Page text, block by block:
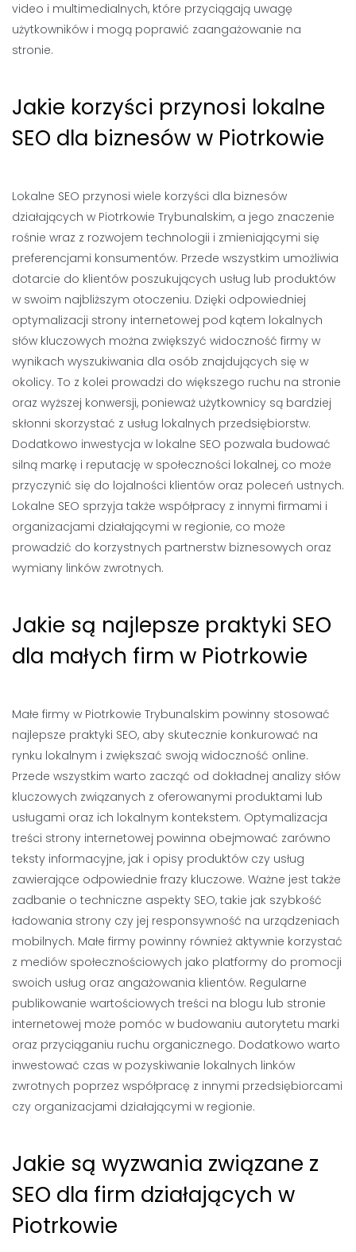
video i multimedialnych, które przyciągają uwagę
użytkowników i mogą poprawić zaangażowanie na
stronie.
Jakie korzyści przynosi lokalne
SEO dla biznesów w Piotrkowie
Lokalne SEO przynosi wiele korzyści dla biznesów
działających w Piotrkowie Trybunalskim, a jego znaczenie
rośnie wraz z rozwojem technologii i zmieniającymi się
preferencjami konsumentów. Przede wszystkim umożliwia
dotarcie do klientów poszukujących usług lub produktów
w swoim najbliższym otoczeniu. Dzięki odpowiedniej
optymalizacji strony internetowej pod kątem lokalnych
słów kluczowych można zwiększyć widoczność firmy w
wynikach wyszukiwania dla osób znajdujących się w
okolicy. To z kolei prowadzi do większego ruchu na stronie
oraz wyższej konwersji, ponieważ użytkownicy są bardziej
skłonni skorzystać z usług lokalnych przedsiębiorstw.
Dodatkowo inwestycja w lokalne SEO pozwala budować
silną markę i reputację w społeczności lokalnej, co może
przyczynić się do lojalności klientów oraz poleceń ustnych.
Lokalne SEO sprzyja także współpracy z innymi firmami i
organizacjami działającymi w regionie, co może
prowadzić do korzystnych partnerstw biznesowych oraz
wymiany linków zwrotnych.
Jakie są najlepsze praktyki SEO
dla małych firm w Piotrkowie
Małe firmy w Piotrkowie Trybunalskim powinny stosować
najlepsze praktyki SEO, aby skutecznie konkurować na
rynku lokalnym i zwiększać swoją widoczność online.
Przede wszystkim warto zacząć od dokładnej analizy słów
kluczowych związanych z oferowanymi produktami lub
usługami oraz ich lokalnym kontekstem. Optymalizacja
treści strony internetowej powinna obejmować zarówno
teksty informacyjne, jak i opisy produktów czy usług
zawierające odpowiednie frazy kluczowe. Ważne jest także
zadbanie o techniczne aspekty SEO, takie jak szybkość
ładowania strony czy jej responsywność na urządzeniach
mobilnych. Małe firmy powinny również aktywnie korzystać
z mediów społecznościowych jako platformy do promocji
swoich usług oraz angażowania klientów. Regularne
publikowanie wartościowych treści na blogu lub stronie
internetowej może pomóc w budowaniu autorytetu marki
oraz przyciąganiu ruchu organicznego. Dodatkowo warto
inwestować czas w pozyskiwanie lokalnych linków
zwrotnych poprzez współpracę z innymi przedsiębiorcami
czy organizacjami działającymi w regionie.
Jakie są wyzwania związane z
SEO dla firm działających w
Piotrkowie